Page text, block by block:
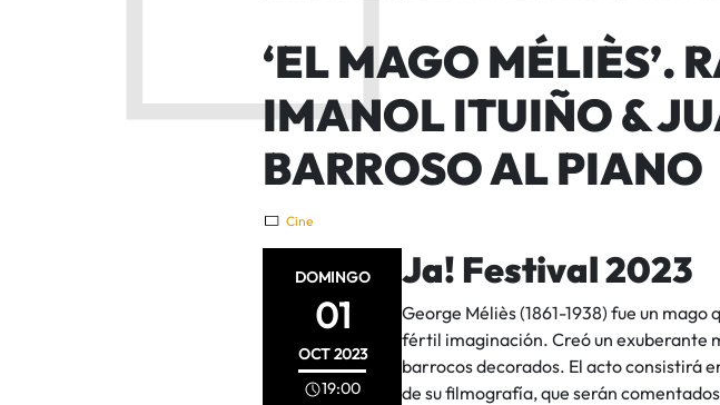
‘EL MAGO MÉLIÈS’.
IMANOL ITUIÑO &
BARROSO AL PIANO
Cine
DOMINGO
01
OCT2023
19:00
Ja! Festival 2023
George Méliès (1861-1938) fue un
fértil imaginación. Creó un exuberante
barrocos decorados. El acto consistirá
de su filmografía, que serán